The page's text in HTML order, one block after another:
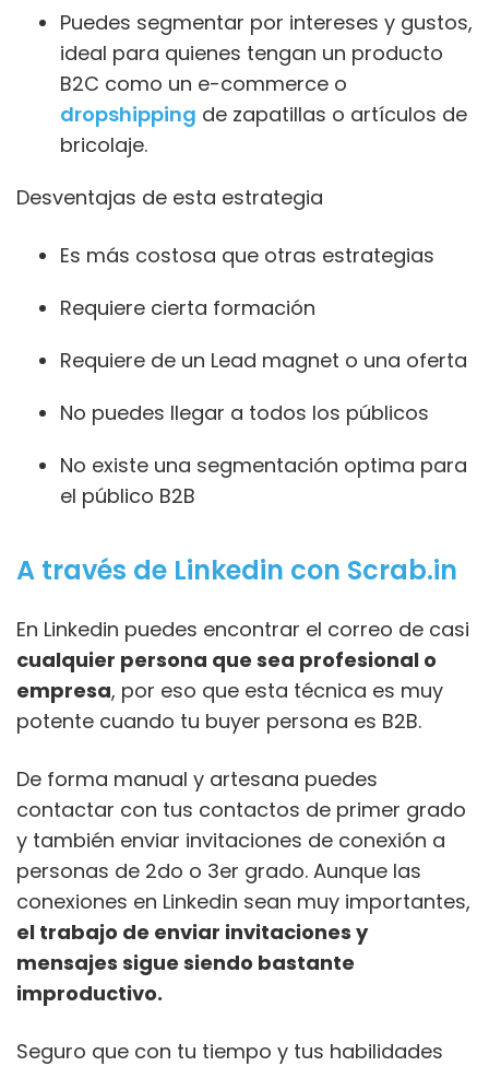
Puedes segmentar por intereses y gustos,
ideal para quienes tengan un producto
B2C como un e-commerce o
dropshipping de zapatillas o artículos de
bricolaje.
Desventajas de esta estrategia
Es más costosa que otras estrategias
Requiere cierta formación
Requiere de un Lead magnet o una oferta
No puedes llegar a todos los públicos
No existe una segmentación optima para
el público B2B
A través de Linkedin con Scrab.in
En Linkedin puedes encontrar el correo de casi
cualquier persona que sea profesional o
empresa, por eso que esta técnica es muy
potente cuando tu buyer persona es B2B.
De forma manual y artesana puedes
contactar con tus contactos de primer grado
y también enviar invitaciones de conexión a
personas de 2do o 3er grado. Aunque las
conexiones en Linkedin sean muy importantes,
el trabajo de enviar invitaciones y
mensajes sigue siendo bastante
improductivo.
Seguro que con tu tiempo y tus habilidades